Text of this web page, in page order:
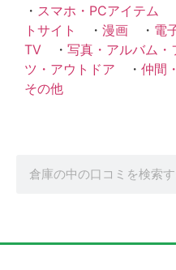
・ スマホ・PCアイテム
トサイト
・ 漫画 ・ 電
TV ・ 写真・アルバム・
ツ・アウトドア ・ 仲間
その他